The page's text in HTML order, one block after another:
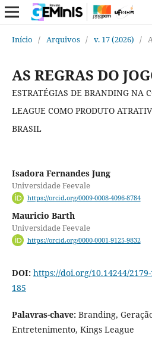
Início / Arquivos / v. 17 (2026) /
AS REGRAS DO
ESTRATÉGIAS DE BRANDING NA
LEAGUE COMO PRODUTO
BRASIL
Isadora Fernandes Jung
Universidade Feevale
https://orcid.org/0009-0008-4096-8784
Mauricio Barth
Universidade Feevale
https://orcid.org/0000-0001-9125-9832
DOI: https://doi.org/10.14244/
185
Palavras-chave: Branding,
Entretenimento, Kings League